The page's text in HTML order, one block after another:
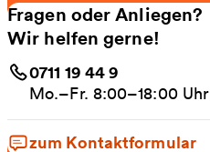
Fragen oder Anliegen?
Wir helfen gerne!
0711 19 44 9
Mo.–Fr. 8:00–18:00 Uhr
zum Kontaktformular